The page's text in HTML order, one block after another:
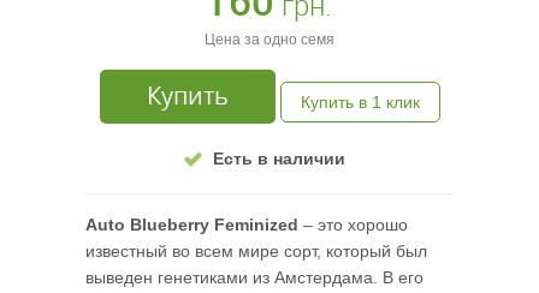
Цена за одно семя
Купить Купить в 1 клик
Есть в наличии
Auto Blueberry Feminized – это хорошо
известный во всем мире сорт, который был
выведен генетиками из Амстердама. В его